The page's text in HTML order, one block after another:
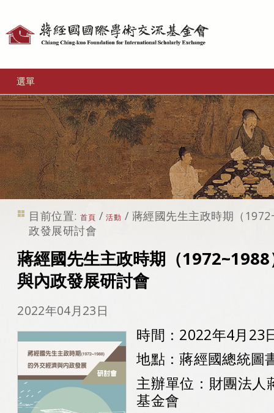
選單
目前位置: 首頁 /活動 / 蔣經國先生主政時期（
政發展研討會
蔣經國先生主政時期（
與內政發展研討會
2022年04月23日
時間：2022年4月23
地點：蔣經國總統圖
主辦單位：財團法人
基金會